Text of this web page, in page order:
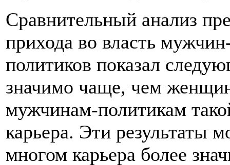
Сравнительный анализ
прихода во власть
политиков показал
значимо чаще, чем
мужчинам-политикам
карьера. Эти результаты
многом карьера более